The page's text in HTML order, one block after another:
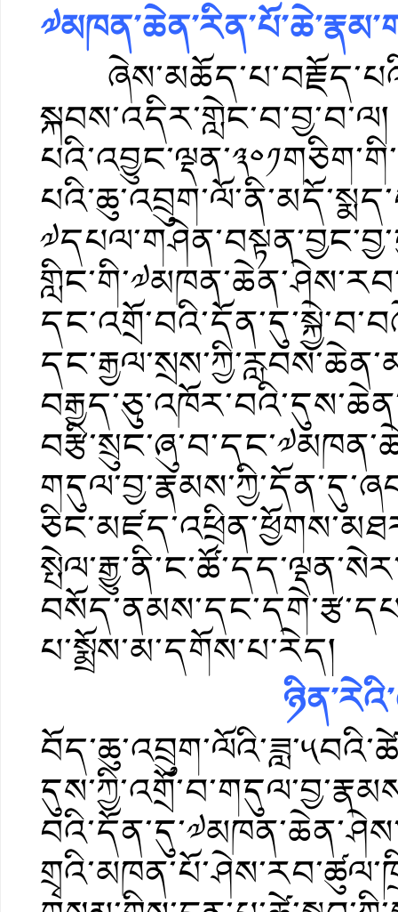
པ་སྨྲོས་མ་དགོས་པ་རེད།